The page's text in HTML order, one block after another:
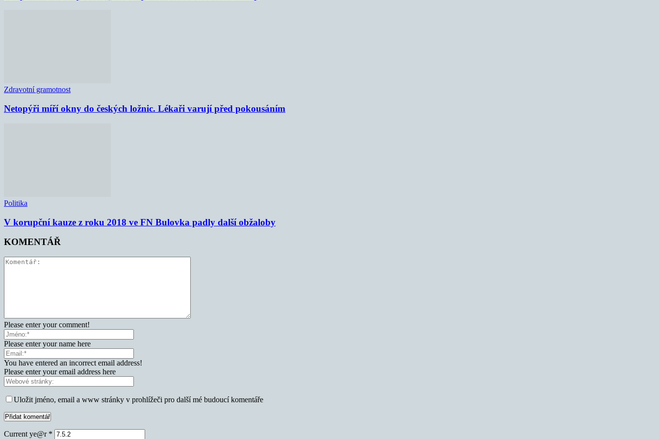
Zdravotní gramotnost
Netopýři míří okny do českých ložnic. Lékaři varují před pokousáním
Politika
V korupční kauze z roku 2018 ve FN Bulovka padly další obžaloby
KOMENTÁŘ
Please enter your comment!
Please enter your name here
You have entered an incorrect email address!
Please enter your email address here
Uložit jméno, email a www stránky v prohlížeči pro další mé budoucí komentáře
Current ye@r *